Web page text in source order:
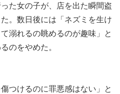
た女の子が、店を出た瞬間盗
。数日後には「ネズミを生け
溺れるの眺めるのが趣味」と
のをやめた。
つけるのに罪悪感はない」と